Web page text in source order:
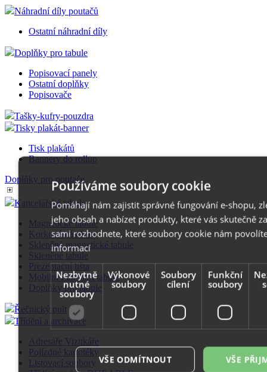
Náhradní díly poutačů
Ostatní náhradní díly
Doplňky pro tabule
Popisovací panely
Ostatní doplňky
Popisovače
Tašky-kufry-pouzdra
Tisky plakát-banner
Tisk plakátů
Bannery do rollup
Doplňky pro poutače
Kancelářské tabule
Magnetické tabule
Korkové nástěnky
Skleněné magnetické tabule
Skleněné tabule
Prezentační lišta
Mobilní Flipchart tabule
Doplňky pro tabule
Řečnický pult
Třídění a archivace
Adresáře Vizitkáře
Pojízdné kartotéky
Listovací soubory
Používáme soubory cookie
Pomáhají nám zajistit správné fungování e-shopu,
jeho obsah a nabízet produkty, které vás skutečně
sami rozhodnete, které soubory cookie nám
informací
Nezbytně
nutné
soubory
Výkonové
soubory
Soubory
cílení
Funkční
soubory
VŠE
VŠE ODMÍTNOUT